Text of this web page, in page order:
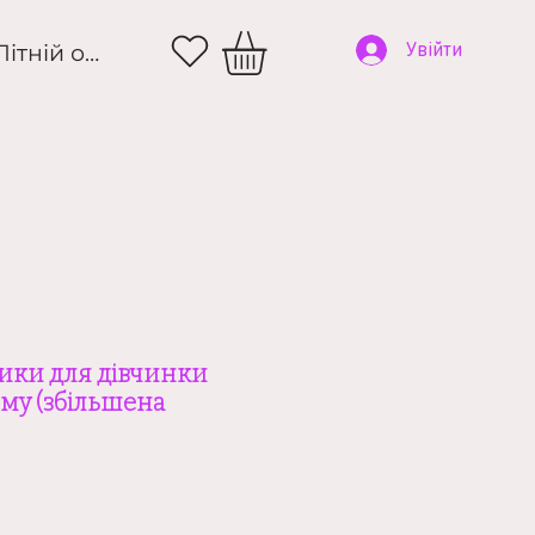
одяг Увійти
для дівчинки
(збільшена